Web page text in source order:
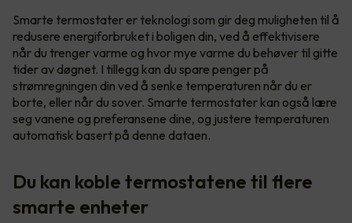
Smarte termostater er teknologi som gir deg muligheten til å
redusere energiforbruket i boligen din, ved å effektivisere
når du trenger varme og hvor mye varme du behøver til gitte
tider av døgnet. I tillegg kan du spare penger på
strømregningen din ved å senke temperaturen når du er
borte, eller når du sover. Smarte termostater kan også lære
seg vanene og preferansene dine, og justere temperaturen
automatisk basert på denne dataen.
Du kan koble termostatene til flere
smarte enheter